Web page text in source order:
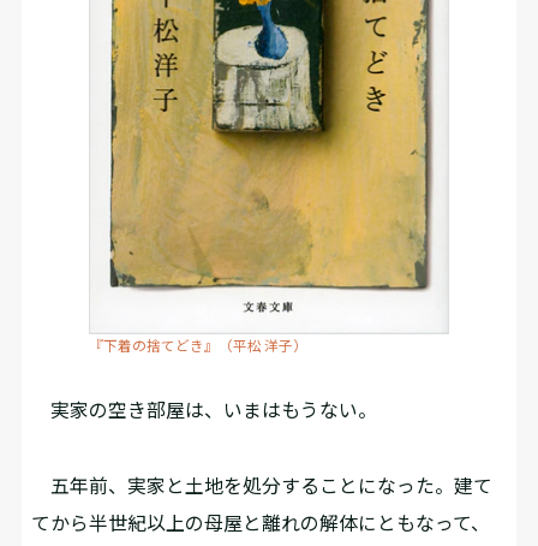
『下着の捨てどき』（平松 洋子）
実家の空き部屋は、いまはもうない。
五年前、実家と土地を処分することになった。建て
てから半世紀以上の母屋と離れの解体にともなって、